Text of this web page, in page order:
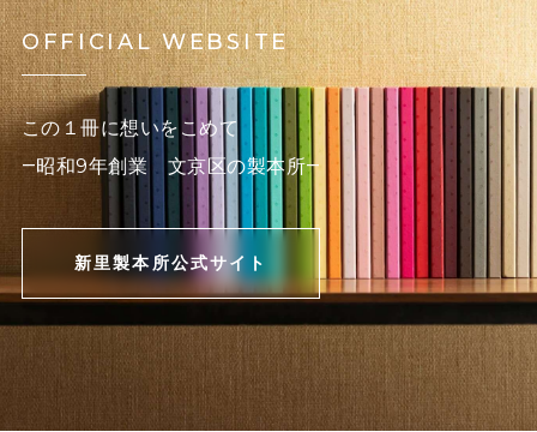
OFFICIAL WEBSITE
この１冊に想いをこめて
―昭和9年創業 文京区の製本所―
新里製本所公式サイト